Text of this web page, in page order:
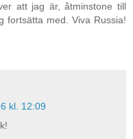
att jag är, åtminstone till
fortsätta med. Viva Russia!
kl. 12:09